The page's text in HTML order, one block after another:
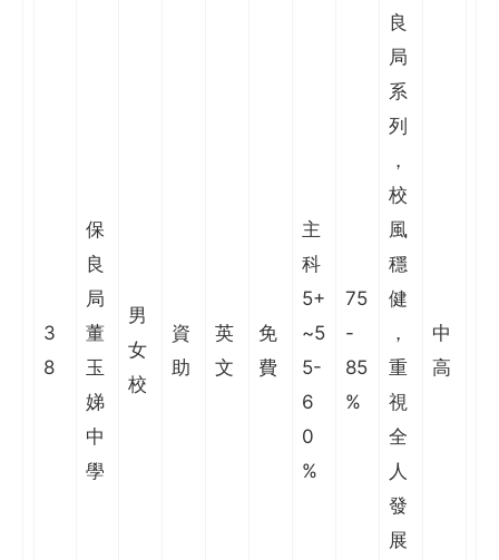
3
8
保
良
局
董
玉
娣
中
學
男
女
校
資
助
英
文
免
費
主
科
5+
~5
5-
6
0
%
75
-
85
%
良
局
系
列
，
校
風
穩
健
，
重
視
全
人
發
展
中
高